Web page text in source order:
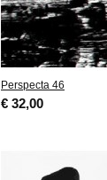
Perspecta 46
€ 32,00